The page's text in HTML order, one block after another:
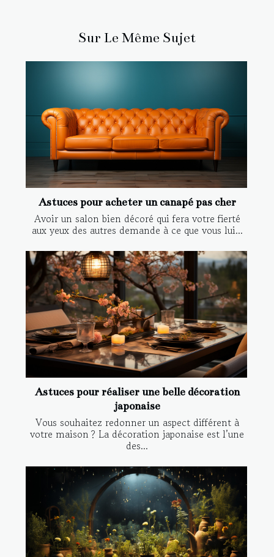
Sur Le Même Sujet
Astuces pour acheter un canapé pas cher
Avoir un salon bien décoré qui fera votre fierté
aux yeux des autres demande à ce que vous lui...
Astuces pour réaliser une belle décoration
japonaise
Vous souhaitez redonner un aspect différent à
votre maison ? La décoration japonaise est l’une
des...